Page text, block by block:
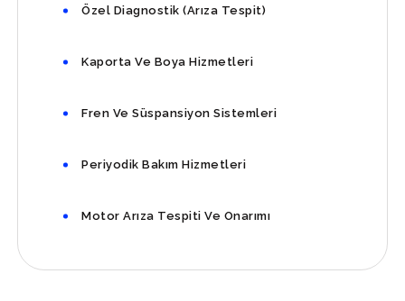
Özel Diagnostik (Arıza Tespit)
Kaporta Ve Boya Hizmetleri
Fren Ve Süspansiyon Sistemleri
Periyodik Bakım Hizmetleri
Motor Arıza Tespiti Ve Onarımı